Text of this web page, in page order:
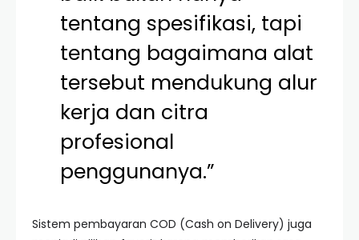
tentang spesifikasi, tapi
tentang bagaimana alat
tersebut mendukung alur
kerja dan citra
profesional
penggunanya.”
Sistem pembayaran COD (Cash on Delivery) juga